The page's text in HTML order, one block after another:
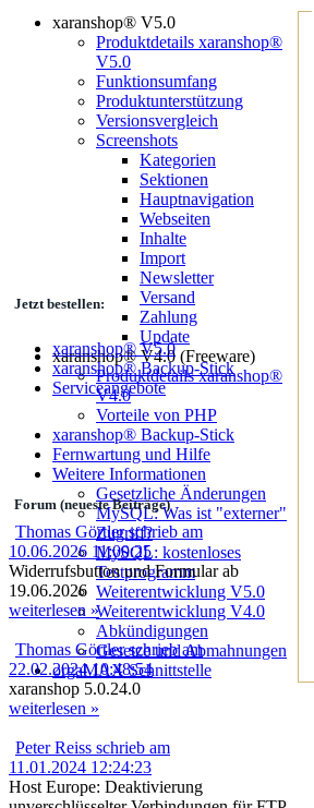
xaranshop® V5.0
Produktdetails xaranshop®
V5.0
Funktionsumfang
Produktunterstützung
Versionsvergleich
Screenshots
Kategorien
Sektionen
Hauptnavigation
Webseiten
Inhalte
Import
Newsletter
Versand
Zahlung
Update
xaranshop® V4.0 (Freeware)
Produktdetails xaranshop®
V4.0
Vorteile von PHP
xaranshop® Backup-Stick
Fernwartung und Hilfe
Weitere Informationen
Gesetzliche Änderungen
MySQL: Was ist "externer"
Zugriff?
MySQL: kostenloses
Testprogramm
Weiterentwicklung V5.0
Weiterentwicklung V4.0
Abkündigungen
Gesetze und Abmahnungen
orgaMAX Schnittstelle
Jetzt bestellen:
xaranshop® V5.0
xaranshop® Backup-Stick
Serviceangebote
Forum (neueste Beiträge)
Thomas Görtler schrieb am
10.06.2026 11:00:25
Widerrufsbutton und Formular ab
19.06.2026
weiterlesen »
Thomas Görtler schrieb am
22.02.2024 10:48:54
xaranshop 5.0.24.0
weiterlesen »
Peter Reiss schrieb am
11.01.2024 12:24:23
Host Europe: Deaktivierung